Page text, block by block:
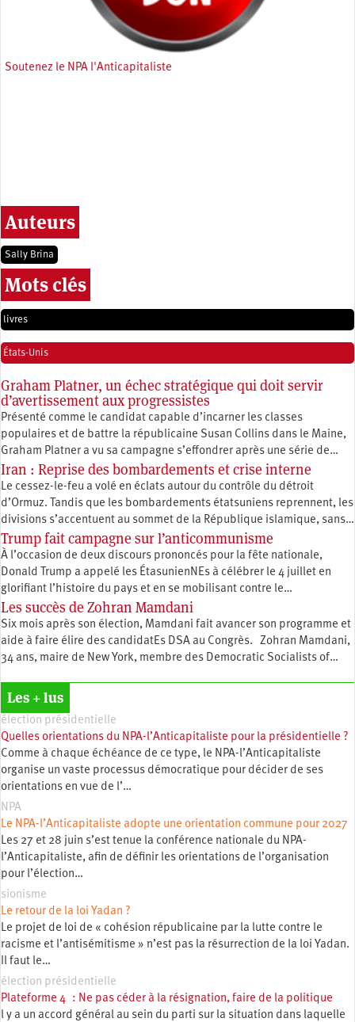
Soutenez le NPA l'Anticapitaliste
Auteurs
Sally Brina
Mots clés
livres
États-Unis
Graham Platner, un échec stratégique qui doit servir
d’avertissement aux progressistes
Présenté comme le candidat capable d’incarner les classes
populaires et de battre la républicaine Susan Collins dans le Maine,
Graham Platner a vu sa campagne s’effondrer après une série de…
Iran : Reprise des bombardements et crise interne
Le cessez-le-feu a volé en éclats autour du contrôle du détroit
d’Ormuz. Tandis que les bombardements étatsuniens reprennent, les
divisions s’accentuent au sommet de la République islamique, sans…
Trump fait campagne sur l’anticommunisme
À l’occasion de deux discours prononcés pour la fête nationale,
Donald Trump a appelé les ÉtasunienNEs à célébrer le 4 juillet en
glorifiant l’histoire du pays et en se mobilisant contre le…
Les succès de Zohran Mamdani
Six mois après son élection, Mamdani fait avancer son programme et
aide à faire élire des candidatEs DSA au Congrès. Zohran Mamdani,
34 ans, maire de New York, membre des Democratic Socialists of…
Les + lus
élection présidentielle
Quelles orientations du NPA-l’Anticapitaliste pour la présidentielle ?
Comme à chaque échéance de ce type, le NPA-l’Anticapitaliste
organise un vaste processus démocratique pour décider de ses
orientations en vue de l’…
NPA
Le NPA-l’Anticapitaliste adopte une orientation commune pour 2027
Les 27 et 28 juin s’est tenue la conférence nationale du NPA-
l’Anticapitaliste, afin de définir les orientations de l’organisation
pour l’élection…
sionisme
Le retour de la loi Yadan ?
Le projet de loi de « cohésion républicaine par la lutte contre le
racisme et l’antisémitisme » n’est pas la résurrection de la loi Yadan.
Il faut le…
élection présidentielle
Plateforme 4 : Ne pas céder à la résignation, faire de la politique
l y a un accord général au sein du parti sur la situation dans laquelle